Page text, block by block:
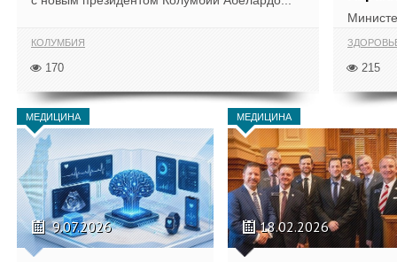
КОЛУМБИЯ
170 215
МЕДИЦИНА
9.07.2026
МЕДИЦИНА
18.02.2026